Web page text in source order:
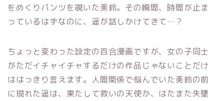
をめくりパンツを覗いた美鈴。その瞬間、時間が止ま
っているはずなのに、遥が話しかけてきて…？
ちょっと変わった設定の百合漫画ですが、女の子同士
がただイチャイチャするだけの作品じゃないことだけ
ははっきり言えます。人間関係で悩んでいた美鈴の前
に現れた遥は、果たして救いの天使か、はたまた失墜